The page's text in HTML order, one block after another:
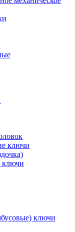
ключи
ключи
ключи